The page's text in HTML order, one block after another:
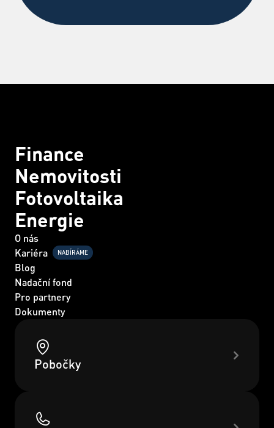
Finance
Nemovitosti
Fotovoltaika
Energie
O nás
Kariéra
NABÍRÁME
Blog
Nadační fond
Pro partnery
Dokumenty
Pobočky